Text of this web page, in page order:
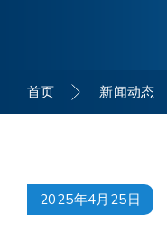
首页 新闻动态
2025年4月25日